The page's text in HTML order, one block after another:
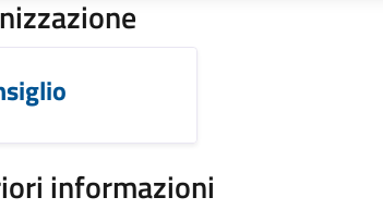
informazioni